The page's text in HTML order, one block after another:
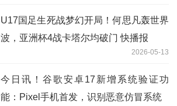
U17国足生死战梦幻开局！何思凡轰世界
波，亚洲杯4战卡塔尔均破门 快播报
2026-05-13
今日讯！谷歌安卓17新增系统验证功
能：Pixel手机首发，识别恶意仿冒系统